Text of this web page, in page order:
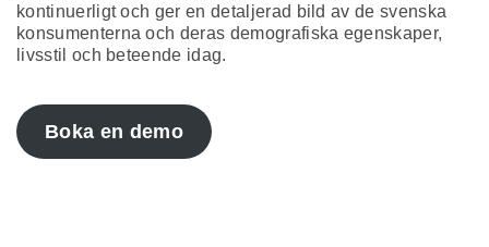
kontinuerligt och ger en detaljerad bild av de svenska
konsumenterna och deras demografiska egenskaper,
livsstil och beteende idag.
Boka en demo